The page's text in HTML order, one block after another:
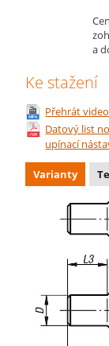
a
Ke stažení
Přehrát video
Datový list
upínací
Varianty